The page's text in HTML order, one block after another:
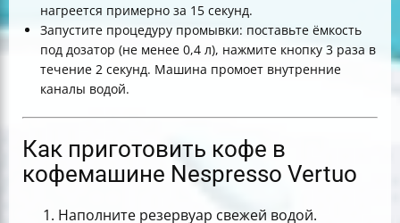
нагреется примерно за 15 секунд.
Запустите процедуру промывки: поставьте ёмкость
под дозатор (не менее 0,4 л), нажмите кнопку 3 раза в
течение 2 секунд. Машина промоет внутренние
каналы водой.
Как приготовить кофе в
кофемашине Nespresso Vertuo
Наполните резервуар свежей водой.